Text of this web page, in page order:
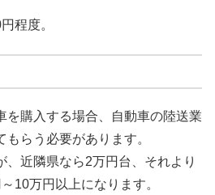
程度。
を購入する場合、自動車の陸送業
らう必要があります。
、近隣県なら2万円台、それより
10万円以上になります。